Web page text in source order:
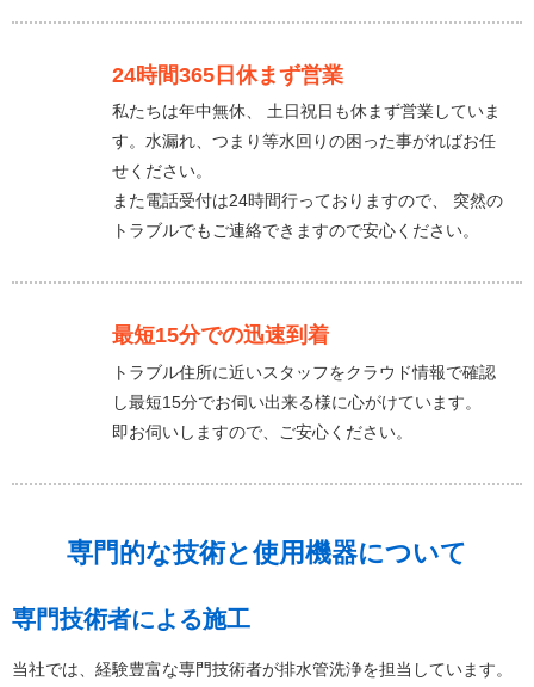
24時間365日休まず営業
私たちは年中無休、 土日祝日も休まず営業していま
す。水漏れ、つまり等水回りの困った事がればお任
せください。
また電話受付は24時間行っておりますので、 突然の
トラブルでもご連絡できますので安心ください。
最短15分での迅速到着
トラブル住所に近いスタッフをクラウド情報で確認
し最短15分でお伺い出来る様に心がけています。
即お伺いしますので、ご安心ください。
専門的な技術と使用機器について
専門技術者による施工
当社では、経験豊富な専門技術者が排水管洗浄を担当しています。